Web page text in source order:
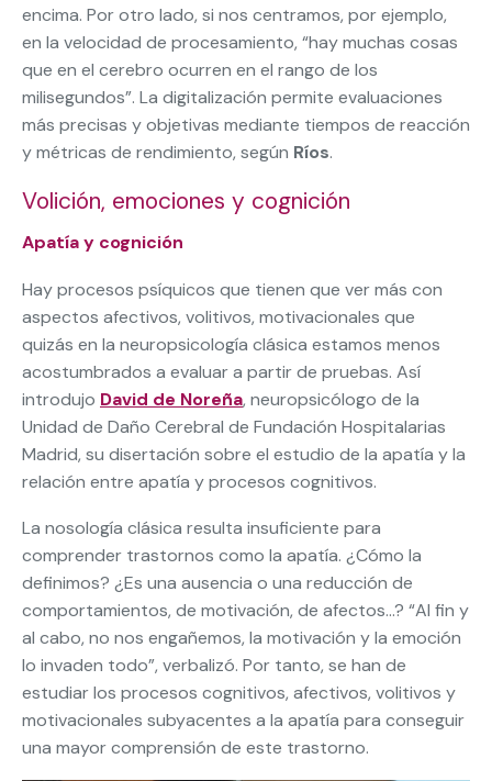
encima. Por otro lado, si nos centramos, por ejemplo,
en la velocidad de procesamiento, “hay muchas cosas
que en el cerebro ocurren en el rango de los
milisegundos”. La digitalización permite evaluaciones
más precisas y objetivas mediante tiempos de reacción
y métricas de rendimiento, según Ríos.
Volición, emociones y cognición
Apatía y cognición
Hay procesos psíquicos que tienen que ver más con
aspectos afectivos, volitivos, motivacionales que
quizás en la neuropsicología clásica estamos menos
acostumbrados a evaluar a partir de pruebas. Así
introdujo David de Noreña, neuropsicólogo de la
Unidad de Daño Cerebral de Fundación Hospitalarias
Madrid, su disertación sobre el estudio de la apatía y la
relación entre apatía y procesos cognitivos.
La nosología clásica resulta insuficiente para
comprender trastornos como la apatía. ¿Cómo la
definimos? ¿Es una ausencia o una reducción de
comportamientos, de motivación, de afectos…? “Al fin y
al cabo, no nos engañemos, la motivación y la emoción
lo invaden todo”, verbalizó. Por tanto, se han de
estudiar los procesos cognitivos, afectivos, volitivos y
motivacionales subyacentes a la apatía para conseguir
una mayor comprensión de este trastorno.